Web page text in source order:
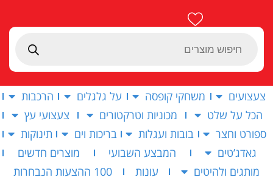
Products
צעצועים משחקי קופסה על גלגלים
הרכבות
הכל על שלט
מכוניות וטרקטורים
צעצועי עץ
ספורט וחצר
בובות ועגלות בריכות וים
תינוקות
גאדג’טים
המבצע השבועי
מוצרים חדשים
מותגים ולהיטים
עונות 100 ההצעות הנבחרות